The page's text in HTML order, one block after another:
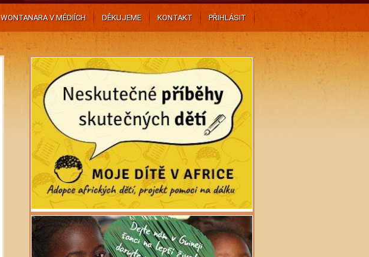
WONTANARA V MÉDIÍCH DĚKUJEME KONTAKT PŘIHLÁSIT